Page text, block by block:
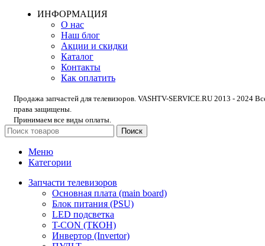
ИНФОРМАЦИЯ
О нас
Наш блог
Акции и скидки
Каталог
Контакты
Как оплатить
Продажа запчастей для телевизоров. VASHTV-SERVICE.RU 2013 - 2024
права защищены.
Принимаем все виды оплаты.
Поиск
Меню
Категории
Запчасти телевизоров
Основная плата (main board)
Блок питания (PSU)
LED подсветка
T-CON (ТКОН)
Инвертор (Invertor)